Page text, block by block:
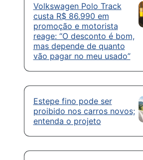
Volkswagen Polo Track
custa R$ 86.990 em
promoção e motorista
reage: “O desconto é bom,
mas depende de quanto
vão pagar no meu usado”
Estepe fino pode ser
proibido nos carros novos;
entenda o projeto